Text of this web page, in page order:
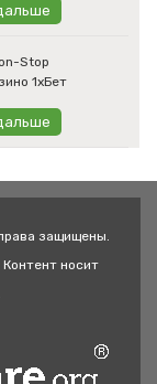
Stop
1хБет
защищены.
носит